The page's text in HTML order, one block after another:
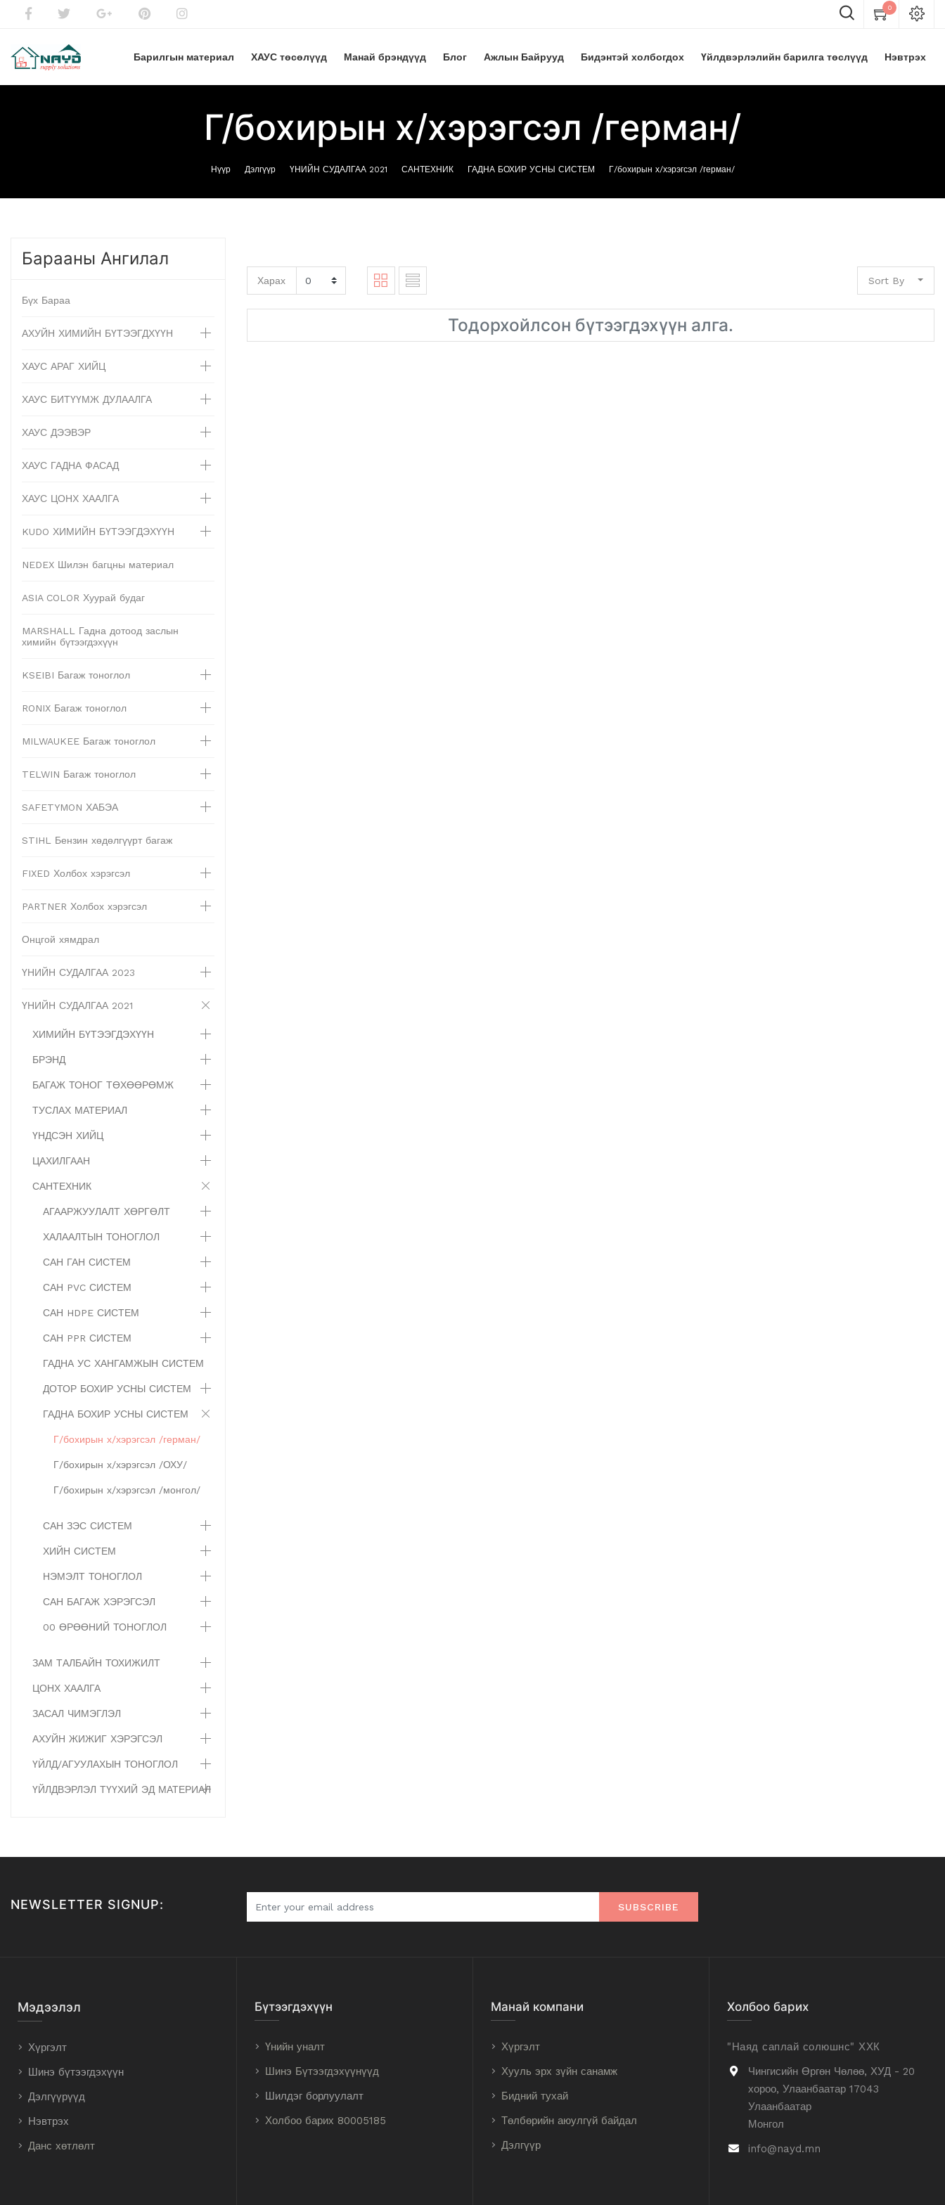
0
Барилгын материал ХАУС төсөлүүд Манай брэндүүд Блог Ажлын Байрууд Бидэнтэй холбогдох Үйлдвэрлэлийн барилга төслүүд Нэвтрэх
Г/бохирын х/хэрэгсэл /герман/
Нүүр Дэлгүүр ҮНИЙН СУДАЛГАА 2021 САНТЕХНИК ГАДНА БОХИР УСНЫ СИСТЕМ Г/бохирын х/хэрэгсэл /герман/
Барааны Ангилал
Бүх Бараа
АХУЙН ХИМИЙН БҮТЭЭГДХҮҮН
ХАУС АРАГ ХИЙЦ
ХАУС БИТҮҮМЖ ДУЛААЛГА
ХАУС ДЭЭВЭР
ХАУС ГАДНА ФАСАД
ХАУС ЦОНХ ХААЛГА
KUDO ХИМИЙН БҮТЭЭГДЭХҮҮН
NEDEX Шилэн багцны материал
ASIA COLOR Хуурай будаг
MARSHALL Гадна дотоод заслын
химийн бүтээгдэхүүн
KSEIBI Багаж тоноглол
RONIX Багаж тоноглол
MILWAUKEE Багаж тоноглол
TELWIN Багаж тоноглол
SAFETYMON ХАБЭА
STIHL Бензин хөдөлгүүрт багаж
FIXED Холбох хэрэгсэл
PARTNER Холбох хэрэгсэл
Онцгой хямдрал
ҮНИЙН СУДАЛГАА 2023
ҮНИЙН СУДАЛГАА 2021
ХИМИЙН БҮТЭЭГДЭХҮҮН
БРЭНД
БАГАЖ ТОНОГ ТӨХӨӨРӨМЖ
ТУСЛАХ МАТЕРИАЛ
ҮНДСЭН ХИЙЦ
ЦАХИЛГААН
САНТЕХНИК
АГААРЖУУЛАЛТ ХӨРГӨЛТ
ХАЛААЛТЫН ТОНОГЛОЛ
САН ГАН СИСТЕМ
САН PVC СИСТЕМ
САН HDPE СИСТЕМ
САН PPR СИСТЕМ
ГАДНА УС ХАНГАМЖЫН СИСТЕМ
ДОТОР БОХИР УСНЫ СИСТЕМ
ГАДНА БОХИР УСНЫ СИСТЕМ
Г/бохирын х/хэрэгсэл /герман/
Г/бохирын х/хэрэгсэл /ОХУ/
Г/бохирын х/хэрэгсэл /монгол/
САН ЗЭС СИСТЕМ
ХИЙН СИСТЕМ
НЭМЭЛТ ТОНОГЛОЛ
САН БАГАЖ ХЭРЭГСЭЛ
00 ӨРӨӨНИЙ ТОНОГЛОЛ
ЗАМ ТАЛБАЙН ТОХИЖИЛТ
ЦОНХ ХААЛГА
ЗАСАЛ ЧИМЭГЛЭЛ
АХУЙН ЖИЖИГ ХЭРЭГСЭЛ
ҮЙЛД/АГУУЛАХЫН ТОНОГЛОЛ
ҮЙЛДВЭРЛЭЛ ТҮҮХИЙ ЭД МАТЕРИАЛ
Харах Sort By
Тодорхойлсон бүтээгдэхүүн алга.
NEWSLETTER SIGNUP: SUBSCRIBE
Мэдээлэл
Хүргэлт
Шинэ бүтээгдэхүүн
Дэлгүүрүүд
Нэвтрэх
Данс хөтлөлт
Бүтээгдэхүүн
Үнийн уналт
Шинэ Бүтээгдэхүүнүүд
Шилдэг борлуулалт
Холбоо барих 80005185
Манай компани
Хүргэлт
Хууль эрх зүйн санамж
Бидний тухай
Төлбөрийн аюулгүй байдал
Дэлгүүр
Холбоо барих
"Наяд саплай солюшнс" ХХК
Чингисийн Өргөн Чөлөө, ХУД - 20
хороо, Улаанбаатар 17043
Улаанбаатар
Монгол
info@nayd.mn